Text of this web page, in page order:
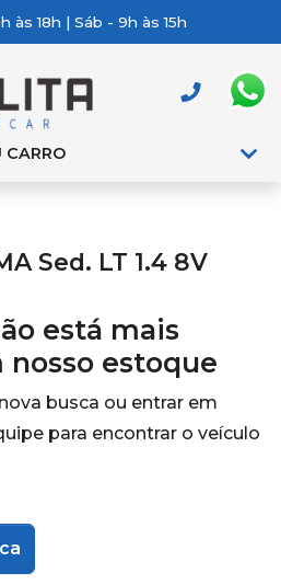
às 18h | Sáb - 9h às 15h
CARRO
Sed. LT 1.4 8V
está mais
estoque
busca ou entrar em
para encontrar o veículo